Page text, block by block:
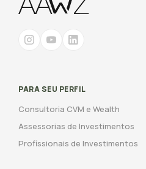
PARA SEU PERFIL
Consultoria CVM e Wealth
Assessorias de Investimentos
Profissionais de Investimentos